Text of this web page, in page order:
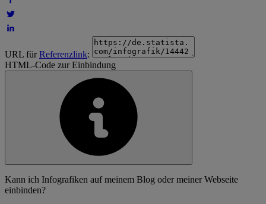
URL fürReferenzlink:
HTML-Code zur Einbindung
Kann ich Infografiken auf meinem Blog oder meiner Webseite
einbinden?